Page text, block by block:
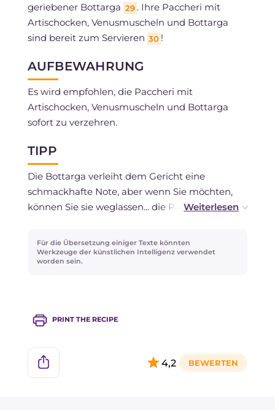
geriebener Bottarga 29 . Ihre Paccheri mit
Artischocken, Venusmuscheln und Bottarga
sind bereit zum Servieren 30 !
AUFBEWAHRUNG
Es wird empfohlen, die Paccheri mit
Artischocken, Venusmuscheln und Bottarga
sofort zu verzehren.
TIPP
Die Bottarga verleiht dem Gericht eine
schmackhafte Note, aber wenn Sie möchten,
können Sie sie weglassen... die Paccheri werden
Für die Übersetzung einiger Texte könnten
Werkzeuge der künstlichen Intelligenz verwendet
worden sein.
PRINT THE RECIPE
4,2